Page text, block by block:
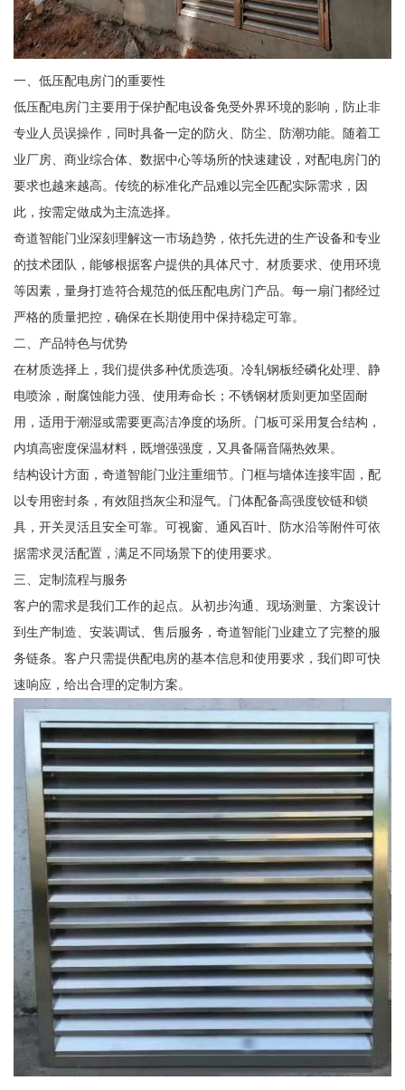
一、低压配电房门的重要性
低压配电房门主要用于保护配电设备免受外界环境的影响，防止非
专业人员误操作，同时具备一定的防火、防尘、防潮功能。随着工
业厂房、商业综合体、数据中心等场所的快速建设，对配电房门的
要求也越来越高。传统的标准化产品难以完全匹配实际需求，因
此，按需定做成为主流选择。
奇道智能门业深刻理解这一市场趋势，依托先进的生产设备和专业
的技术团队，能够根据客户提供的具体尺寸、材质要求、使用环境
等因素，量身打造符合规范的低压配电房门产品。每一扇门都经过
严格的质量把控，确保在长期使用中保持稳定可靠。
二、产品特色与优势
在材质选择上，我们提供多种优质选项。冷轧钢板经磷化处理、静
电喷涂，耐腐蚀能力强、使用寿命长；不锈钢材质则更加坚固耐
用，适用于潮湿或需要更高洁净度的场所。门板可采用复合结构，
内填高密度保温材料，既增强强度，又具备隔音隔热效果。
结构设计方面，奇道智能门业注重细节。门框与墙体连接牢固，配
以专用密封条，有效阻挡灰尘和湿气。门体配备高强度铰链和锁
具，开关灵活且安全可靠。可视窗、通风百叶、防水沿等附件可依
据需求灵活配置，满足不同场景下的使用要求。
三、定制流程与服务
客户的需求是我们工作的起点。从初步沟通、现场测量、方案设计
到生产制造、安装调试、售后服务，奇道智能门业建立了完整的服
务链条。客户只需提供配电房的基本信息和使用要求，我们即可快
速响应，给出合理的定制方案。